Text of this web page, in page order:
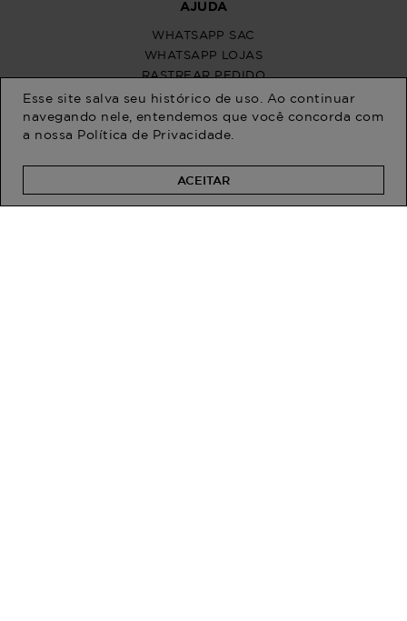
Esse site salva seu histórico de uso. Ao continuar
navegando nele, entendemos que você concorda com
a nossa Política de Privacidade
ACEITAR